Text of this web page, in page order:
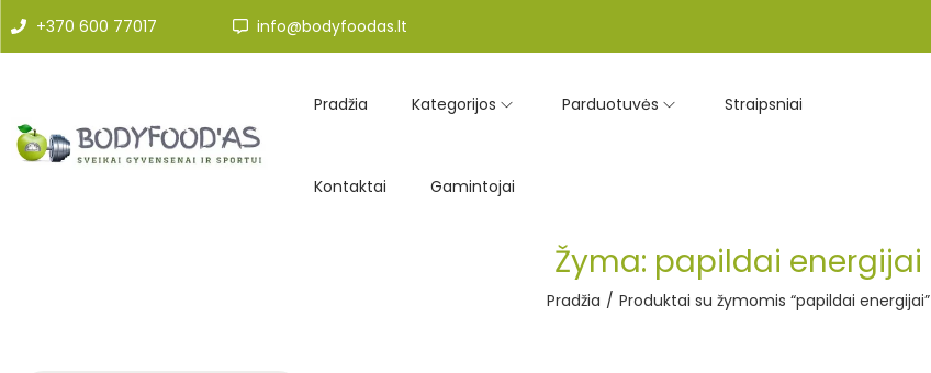
+370 600 77017 info@bodyfoodas.lt
Pradžia Kategorijos Parduotuvės Straipsniai
Kontaktai Gamintojai
Žyma: papildai energijai
Pradžia / Produktai su žymomis “papildai energijai”